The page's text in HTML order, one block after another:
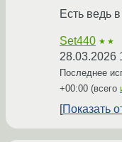
Есть ведь
Set440 ★★
28.03.2026
Последнее
+00:00 (всего
Показать